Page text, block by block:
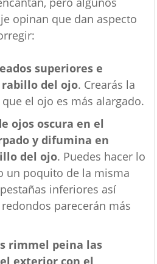
opinan que dan aspecto
superiores e
del ojo. Crearás la
el ojo es más alargado.
ojos oscura en el
y difumina en
del ojo. Puedes hacer lo
un poquito de la misma
inferiores así
parecerán más
rimmel peina las